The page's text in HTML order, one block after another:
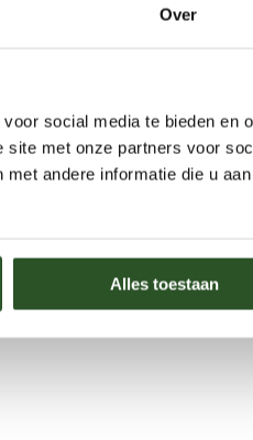
Over
social media te bieden en
site met onze partners voor
andere informatie die u
Alles toestaan
natuur nu ook hun zaden
. Strooi eenbiologische
en houd de grond
pas volgend jaar zullen
komen maakt het zaaien
Bijenstichting. In deze week